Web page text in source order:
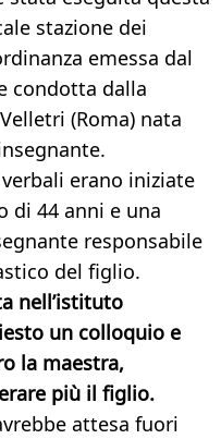
stazione dei
emessa dal
condotta dalla
(Roma) nata
erano iniziate
di 44 anni e una
responsabile
del figlio.
nell’istituto
un colloquio e
la maestra,
più il figlio.
attesa fuori